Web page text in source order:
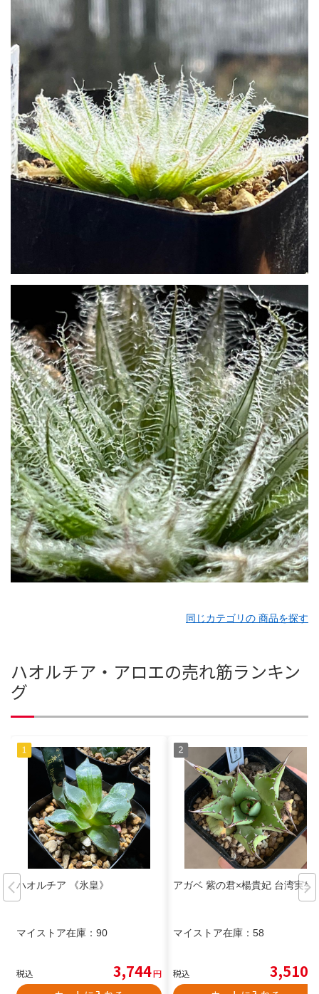
同じカテゴリの 商品を探す
ハオルチア・アロエの売れ筋ランキン
グ
ハオルチア 《氷皇》
マイストア在庫： 90
税込 3,744円
アガベ 紫の君×楊貴妃 台湾実生
マイストア在庫： 58
税込 3,510